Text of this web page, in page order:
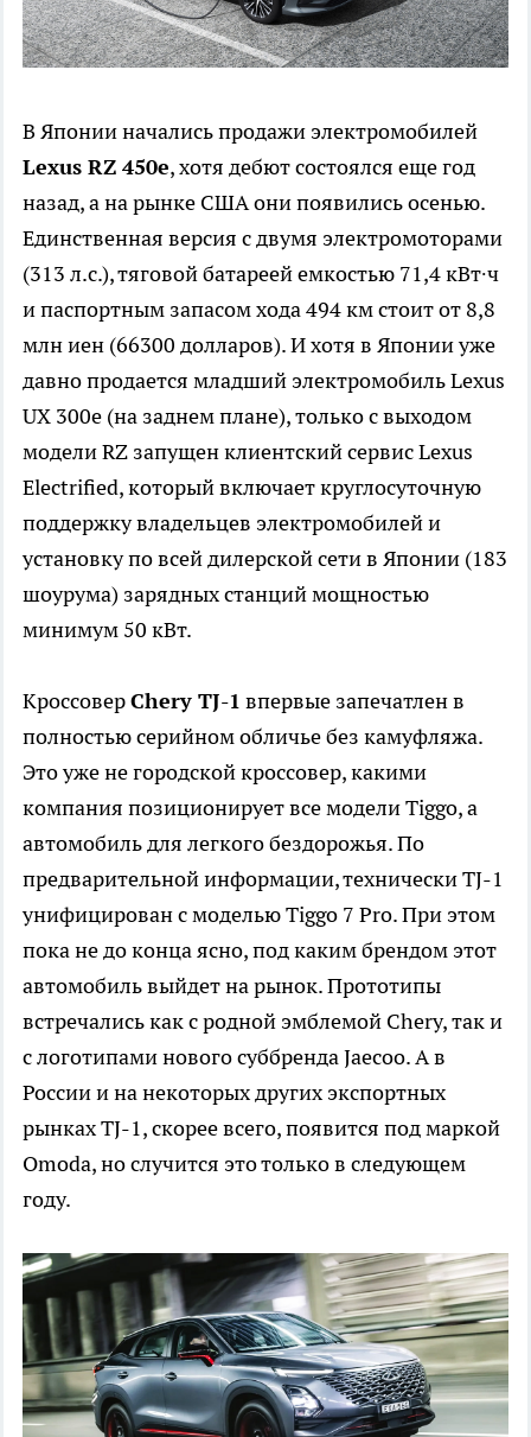
В Японии начались продажи электромобилей
Lexus RZ 450e, хотя дебют состоялся еще год
назад, а на рынке США они появились осенью.
Единственная версия с двумя электромоторами
(313 л.с.), тяговой батареей емкостью 71,4 кВт∙ч
и паспортным запасом хода 494 км стоит от 8,8
млн иен (66300 долларов). И хотя в Японии уже
давно продается младший электромобиль Lexus
UX 300e (на заднем плане), только с выходом
модели RZ запущен клиентский сервис Lexus
Electrified, который включает круглосуточную
поддержку владельцев электромобилей и
установку по всей дилерской сети в Японии (183
шоурума) зарядных станций мощностью
минимум 50 кВт.
КроссоверChery TJ-1 впервые запечатлен в
полностью серийном обличье без камуфляжа.
Это уже не городской кроссовер, какими
компания позиционирует все модели Tiggo, а
автомобиль для легкого бездорожья. По
предварительной информации, технически TJ-1
унифицирован с моделью Tiggo 7 Pro. При этом
пока не до конца ясно, под каким брендом этот
автомобиль выйдет на рынок. Прототипы
встречались как с родной эмблемой Chery, так и
с логотипами нового суббренда Jaecoo. А в
России и на некоторых других экспортных
рынках TJ-1, скорее всего, появится под маркой
Omoda, но случится это только в следующем
году.